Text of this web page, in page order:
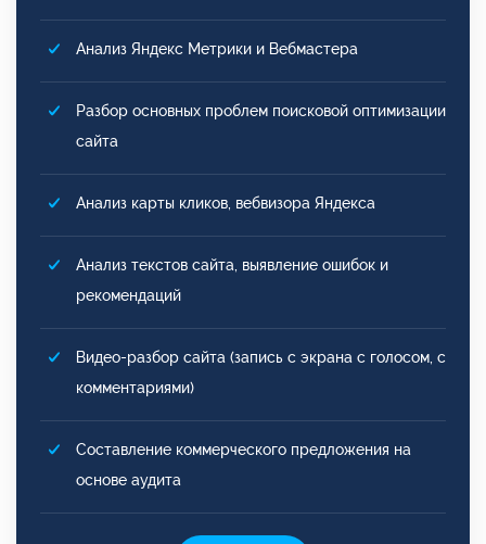
Анализ Яндекс Метрики и Вебмастера
Разбор основных проблем поисковой оптимизации
сайта
Анализ карты кликов, вебвизора Яндекса
Анализ текстов сайта, выявление ошибок и
рекомендаций
Видео-разбор сайта (запись с экрана с голосом, с
комментариями)
Составление коммерческого предложения на
основе аудита